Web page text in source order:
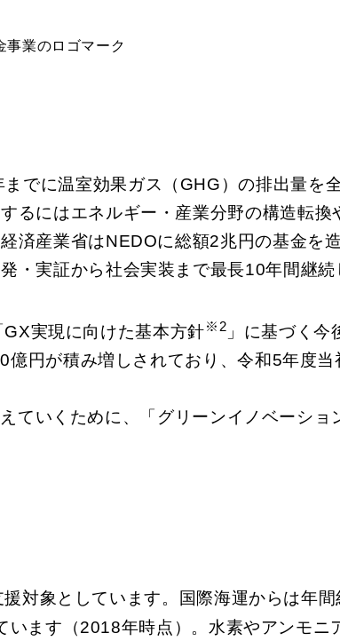
業のロゴマーク
でに温室効果ガス（GHG）の排出量を
るにはエネルギー・産業分野の構造転換
済産業省はNEDOに総額2兆円の基金を
・実証から社会実装まで最長10年間継続
実現に向けた基本方針※2 」に基づく今
円が積み増しされており、令和5年度
ていくために、「グリーンイノベーシ
対象としています。国際海運からは年
います（2018年時点）。水素やアンモニ